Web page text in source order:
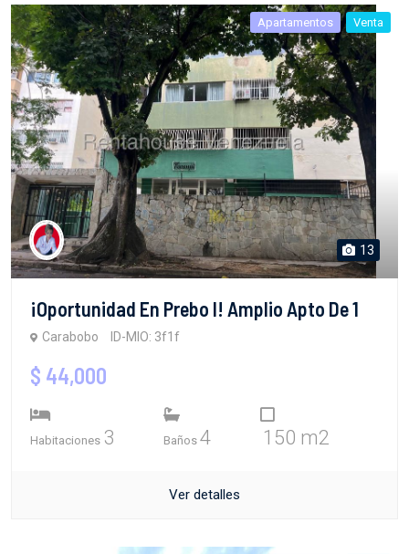
Apartamentos Venta
13
​¡Oportunidad En Prebo I! Amplio Apto De 1
Carabobo ID-MIO: 3f1f
$ 44,000
Habitaciones 3 Baños 4 150 m2
Ver detalles